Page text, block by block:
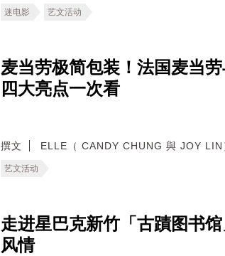
迷电影 艺文活动
麦当劳极简包装！法国麦当
四大亮点一次看
撰文 ELLE（ CANDY CHUNG 與 JOY LIN
艺文活动
走进星巴克新竹「古蹟图书
风情